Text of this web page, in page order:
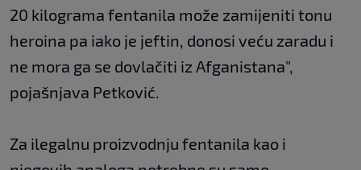
20 kilograma fentanila može zamijeniti tonu
heroina pa iako je jeftin, donosi veću zaradu i
ne mora ga se dovlačiti iz Afganistana",
pojašnjava Petković.
Za ilegalnu proizvodnju fentanila kao i